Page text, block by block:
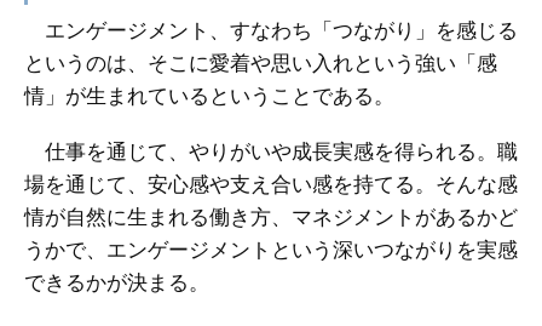
エンゲージメント、すなわち「つながり」を感じる
というのは、そこに愛着や思い入れという強い「感
情」が生まれているということである。
仕事を通じて、やりがいや成長実感を得られる。職
場を通じて、安心感や支え合い感を持てる。そんな感
情が自然に生まれる働き方、マネジメントがあるかど
うかで、エンゲージメントという深いつながりを実感
できるかが決まる。